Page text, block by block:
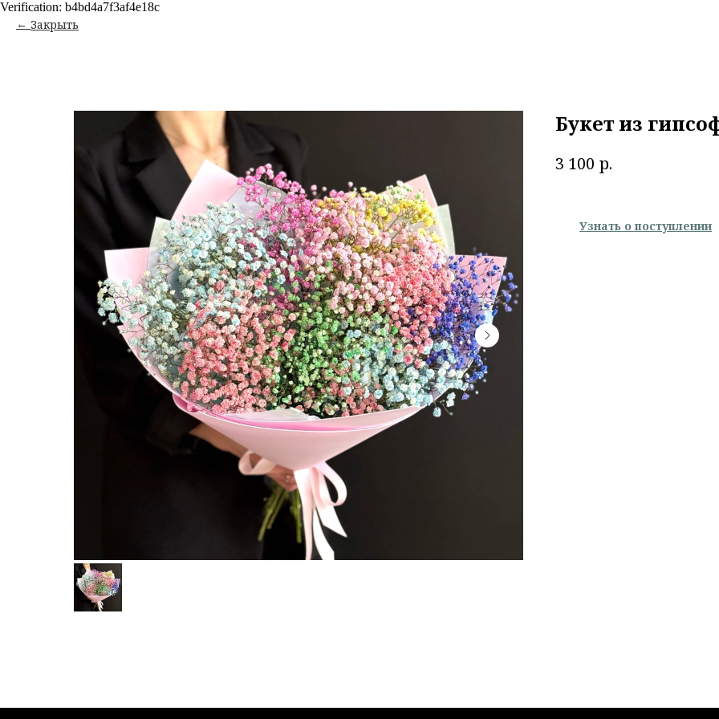
Verification: b4bd4a7f3af4e18c
Закрыть
Букет из
3 100 р.
Узнать о поступлении